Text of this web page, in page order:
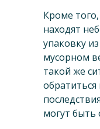
Кроме
находят
упаковку
мусорном
такой же
обратиться
могут